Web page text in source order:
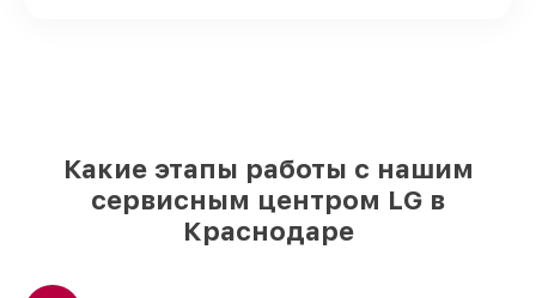
Какие этапы работы с нашим
сервисным центром LG в
Краснодаре